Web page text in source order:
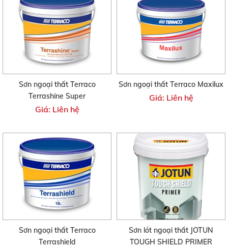
Sơn ngoại thất Terraco
Terrashine Super
Giá: Liên hệ
Sơn ngoại thất Terraco Maxilux
Giá: Liên hệ
Sơn ngoại thất Terraco
Terrashield
Sơn lót ngoại thất JOTUN
TOUGH SHIELD PRIMER